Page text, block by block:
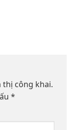
thị công khai.
*